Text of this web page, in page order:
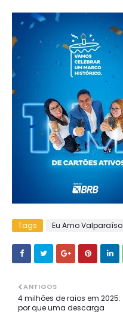
Tags Eu Amo Valparaíso
ANTIGOS
4 milhões de raios em 2025:
por que uma descarga